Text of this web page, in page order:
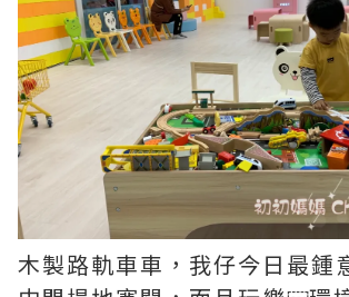
木製路軌車車，我仔今日最鍾